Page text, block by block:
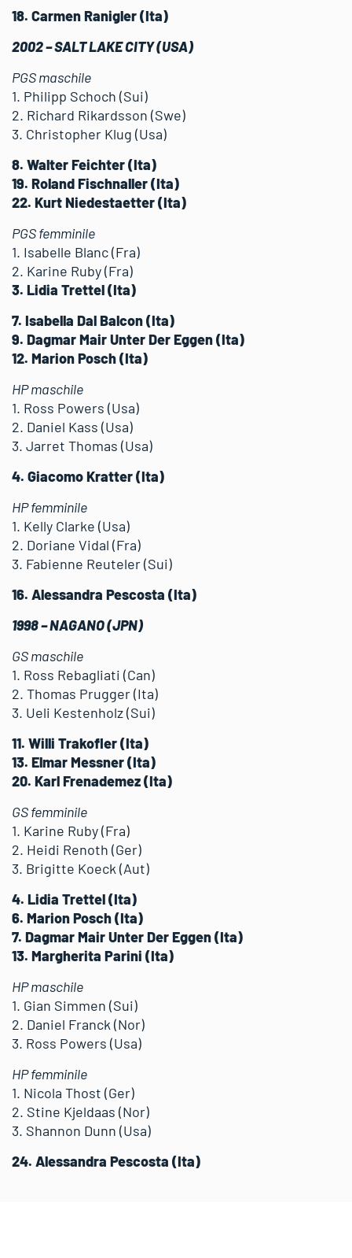
18. Carmen Ranigler (Ita)
2002 – SALT LAKE CITY (USA)
PGS maschile
1. Philipp Schoch (Sui)
2. Richard Rikardsson (Swe)
3. Christopher Klug (Usa)
8. Walter Feichter (Ita)
19. Roland Fischnaller (Ita)
22. Kurt Niedestaetter (Ita)
PGS femminile
1. Isabelle Blanc (Fra)
2. Karine Ruby (Fra)
3. Lidia Trettel (Ita)
7. Isabella Dal Balcon (Ita)
9. Dagmar Mair Unter Der Eggen (Ita)
12. Marion Posch (Ita)
HP maschile
1. Ross Powers (Usa)
2. Daniel Kass (Usa)
3. Jarret Thomas (Usa)
4. Giacomo Kratter (Ita)
HP femminile
1. Kelly Clarke (Usa)
2. Doriane Vidal (Fra)
3. Fabienne Reuteler (Sui)
16. Alessandra Pescosta (Ita)
1998 – NAGANO (JPN)
GS maschile
1. Ross Rebagliati (Can)
2. Thomas Prugger (Ita)
3. Ueli Kestenholz (Sui)
11. Willi Trakofler (Ita)
13. Elmar Messner (Ita)
20. Karl Frenademez (Ita)
GS femminile
1. Karine Ruby (Fra)
2. Heidi Renoth (Ger)
3. Brigitte Koeck (Aut)
4. Lidia Trettel (Ita)
6. Marion Posch (Ita)
7. Dagmar Mair Unter Der Eggen (Ita)
13. Margherita Parini (Ita)
HP maschile
1. Gian Simmen (Sui)
2. Daniel Franck (Nor)
3. Ross Powers (Usa)
HP femminile
1. Nicola Thost (Ger)
2. Stine Kjeldaas (Nor)
3. Shannon Dunn (Usa)
24. Alessandra Pescosta (Ita)